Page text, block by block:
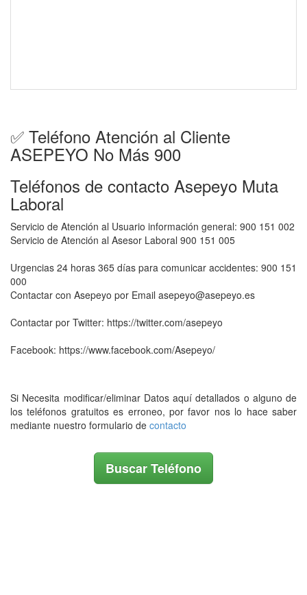
✅ Teléfono Atención al Cliente
ASEPEYO No Más 900
Teléfonos de contacto Asepeyo Muta
Laboral
Servicio de Atención al Usuario información general: 900 151 002
Servicio de Atención al Asesor Laboral 900 151 005
Urgencias 24 horas 365 días para comunicar accidentes: 900 151
000
Contactar con Asepeyo por Email asepeyo@asepeyo.es
Contactar por Twitter: https://twitter.com/asepeyo
Facebook: https://www.facebook.com/Asepeyo/
Si Necesita modificar/eliminar Datos aquí detallados o alguno de
los teléfonos gratuitos es erroneo, por favor nos lo hace saber
mediante nuestro formulario de contacto
Buscar Teléfono